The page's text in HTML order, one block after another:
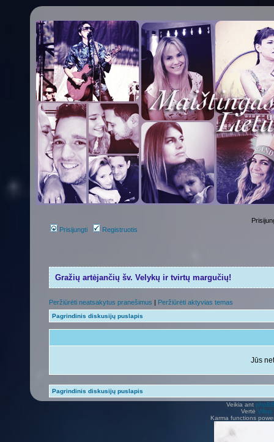
Prisijungti Registruotis
Gražių artėjančių šv. Velykų ir tvirtų margučių!
Peržiūrėti neatsakytus pranešimus | Peržiūrėti aktyvias temas
Pagrindinis diskusijų puslapis
Jūs
Pagrindinis diskusijų puslapis
Veikia ant
Vertė Vilius
Karma functions